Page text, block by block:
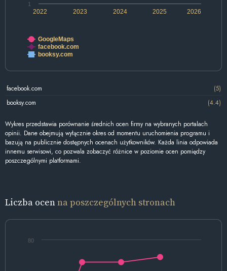
2022 2024 2026
2023 2025
1
GoogleMaps
facebook.com
booksy.com
facebook.com
(5)
booksy.com
(4.4)
Wykres przedstawia porównanie średnich ocen firmy na wybranych portalach
opinii. Dane obejmują wyłącznie okres od momentu uruchomienia programu i
bazują na publicznie dostępnych ocenach użytkowników. Każda linia odpowiada
innemu serwisowi, co pozwala zobaczyć różnice w poziomie ocen pomiędzy
poszczególnymi platformami.
Liczba ocenna poszczególnych stronach
80